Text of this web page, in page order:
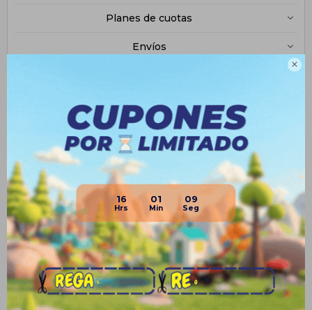

16 01 08
Planes de cuotas
Envíos
Productos que te pueden interesar